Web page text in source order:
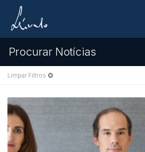
Procurar Notícias
Limpar Filtros